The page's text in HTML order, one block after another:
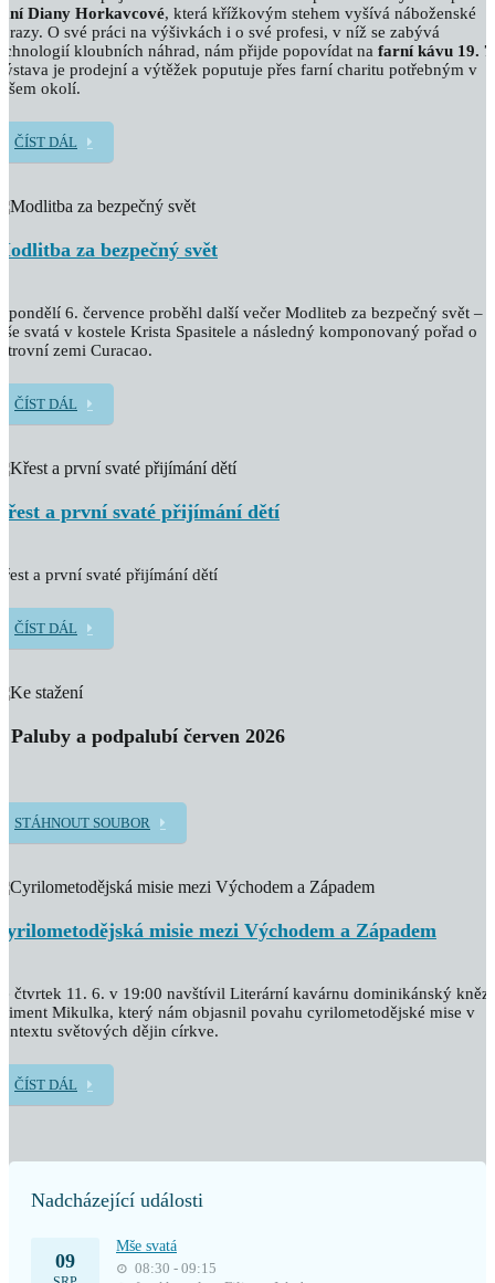
Diany Horkavcové, která křížkovým stehem vyšívá náboženské
O své práci na výšivkách i o své profesi, v níž se zabývá
kloubních náhrad, nám přijde popovídat na farní kávu 19.
je prodejní a výtěžek poputuje přes farní charitu potřebným v
okolí.
ČÍST DÁL
za bezpečný svět
pondělí 6. července proběhl další večer Modliteb za bezpečný svět –
svatá v kostele Krista Spasitele a následný komponovaný pořad o
zemi Curacao.
ČÍST DÁL
a první svaté přijímání dětí
a první svaté přijímání dětí
ČÍST DÁL
Paluby a podpalubí červen 2026
STÁHNOUT SOUBOR
misie mezi Východem a Západem
čtvrtek 11. 6. v 19:00 navštívil Literární kavárnu dominikánský kněz
Mikulka, který nám objasnil povahu cyrilometodějské mise v
světových dějin církve.
ČÍST DÁL
Nadcházející události
09
Mše svatá
08:30 - 09:15